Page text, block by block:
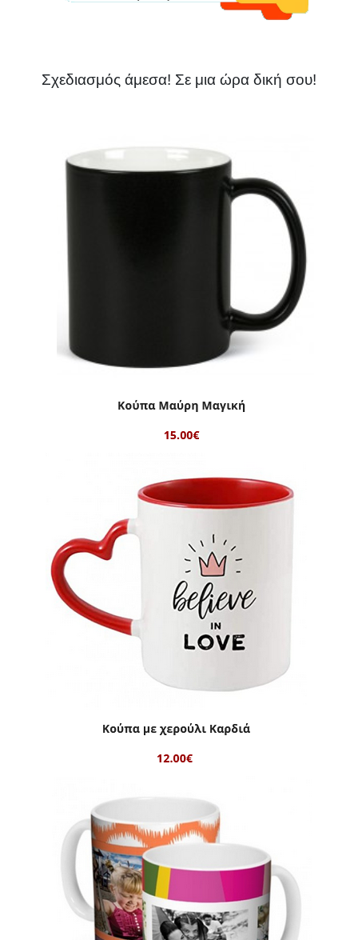
Σχεδιασμός άμεσα! Σε μια ώρα δική σου!